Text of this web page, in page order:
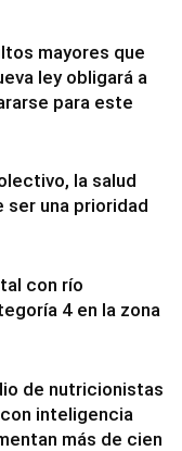
mayores que
ley obligará a
para este
la salud
ser una prioridad
con río
4 en la zona
de nutricionistas
inteligencia
más de cien